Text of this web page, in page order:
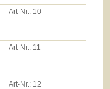
Art-Nr.: 10
Art-Nr.: 11
Art-Nr.: 12